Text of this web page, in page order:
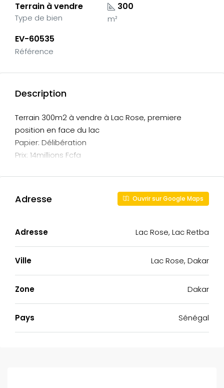
Terrain à vendre
Type de bien
300
m²
EV-60535
Référence
Description
Terrain 300m2 à vendre à Lac Rose, premiere
position en face du lac
Papier: Délibération
Prix: 14millions Fcfa
Adresse Ouvrir sur Google Maps
Adresse Lac Rose, Lac Retba
Ville Lac Rose, Dakar
Zone Dakar
Pays Sénégal